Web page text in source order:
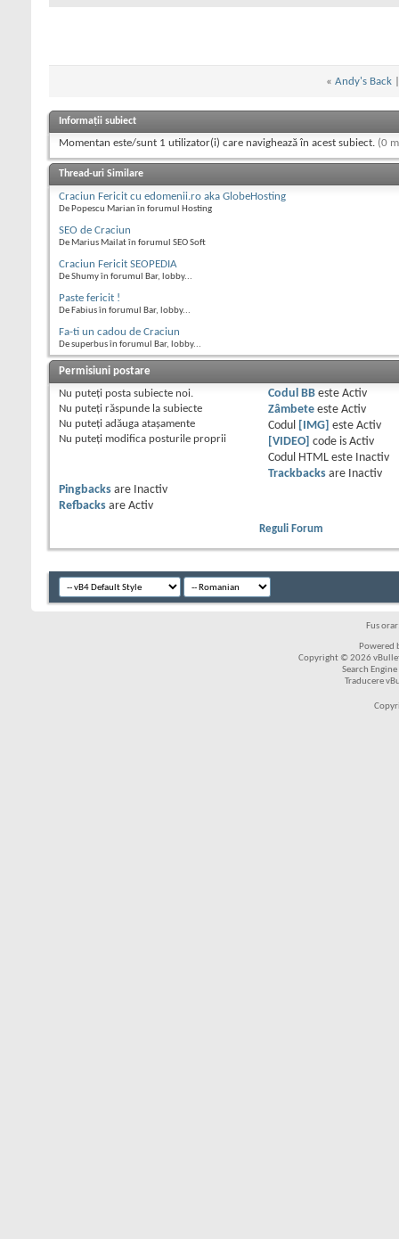
« Andy's Back
Informații subiect
Momentan este/sunt 1 utilizator(i) care navighează în acest subiect. (0
Thread-uri Similare
Craciun Fericit cu edomenii.ro aka GlobeHosting
De Popescu Marian în forumul Hosting
SEO de Craciun
De Marius Mailat în forumul SEO Soft
Craciun Fericit SEOPEDIA
De Shumy în forumul Bar, lobby...
Paste fericit !
De Fabius în forumul Bar, lobby...
Fa-ti un cadou de Craciun
De superbus în forumul Bar, lobby...
Permisiuni postare
Nu puteţi posta subiecte noi.
Nu puteţi răspunde la subiecte
Nu puteţi adăuga ataşamente
Nu puteţi modifica posturile proprii
Codul BBeste Activ
Zâmbeteeste Activ
Codul
[IMG] este Activ
[VIDEO] code is Activ
Codul HTML este
Inactiv
Trackbacksare
Inactiv
Pingbacks are
Inactiv
Refbacks are Activ
Reguli Forum
Fus
Powered
Copyright © 2026
Search
Traducere